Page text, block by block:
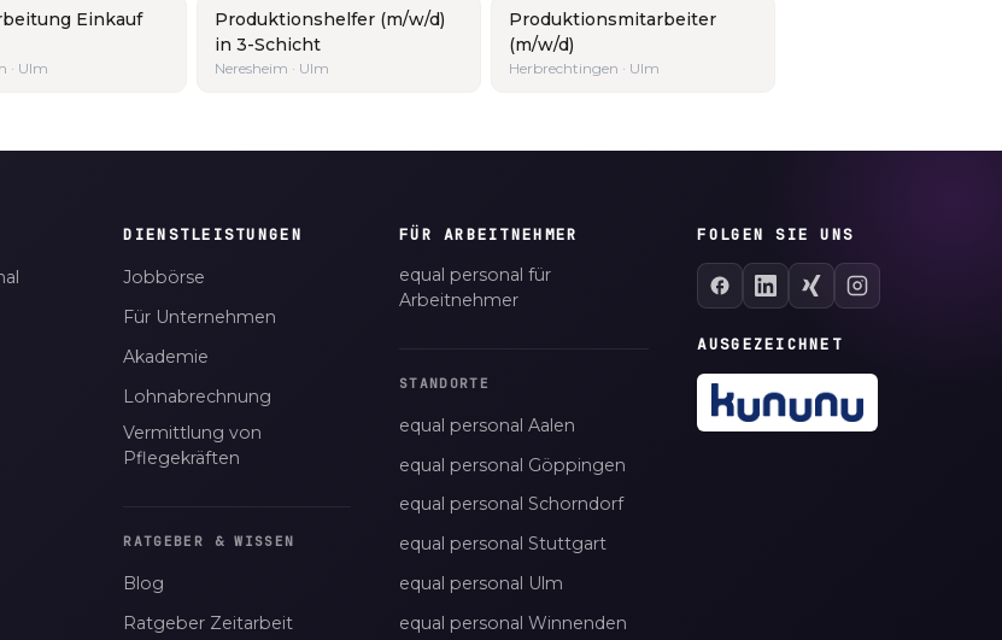
Einkauf
· Ulm
Produktionshelfer (m/w/d)
in 3-Schicht
Neresheim · Ulm
Produktionsmitarbeiter
(m/w/d)
Herbrechtingen · Ulm
DIENSTLEISTUNGEN
Jobbörse
Für Unternehmen
Akademie
Lohnabrechnung
Vermittlung von
Pflegekräften
RATGEBER & WISSEN
Blog
Ratgeber Zeitarbeit
FÜR ARBEITNEHMER
equal personal für
Arbeitnehmer
STANDORTE
equal personal Aalen
equal personal Göppingen
equal personal Schorndorf
equal personal Stuttgart
equal personal Ulm
equal personal Winnenden
FOLGEN SIE UNS
AUSGEZEICHNET